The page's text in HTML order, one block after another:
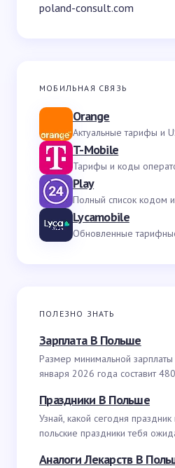
poland-consult.com
МОБИЛЬНАЯ СВЯЗЬ
Orange
Актуальные тарифы и
T-Mobile
Тарифы и коды
Play
Полный список кодом
Lycamobile
Обновленные
ПОЛЕЗНО ЗНАТЬ
Зарплата В Польше
Размер минимальной
января 2026 года составит
Праздники В Польше
Узнай, какой сегодня
польские праздники тебя
Аналоги Лекарств В